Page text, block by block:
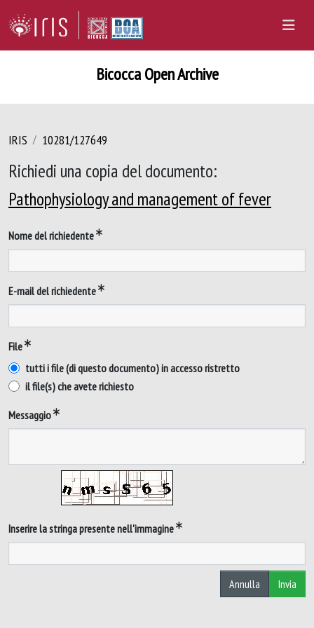
Bicocca Open Archive
IRIS 10281/127649
Richiedi una copia del documento:
Pathophysiology and management of fever
Nome del richiedente
E-mail del richiedente
File
tutti i file (di questo documento) in accesso ristretto
il file(s) che avete richiesto
Messaggio
Inserire la stringa presente nell'immagine
Annulla Invia